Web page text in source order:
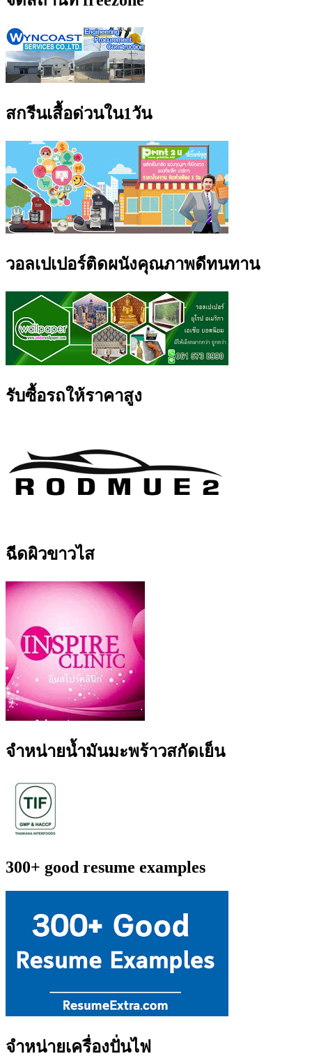
สกรีนเสื้อด่วนใน1วัน
วอลเปเปอร์ติดผนังคุณภาพดีทนทาน
รับซื้อรถให้ราคาสูง
ฉีดผิวขาวไส
จำหน่ายน้ำมันมะพร้าวสกัดเย็น
300+ good resume examples
จำหน่ายเครื่องปั่นไฟ